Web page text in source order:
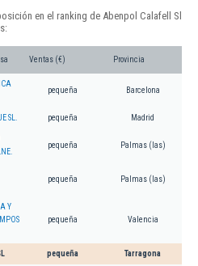
en el ranking de Abenpol Calafell Sl
Ventas (€) Provincia
pequeña Barcelona
SL. pequeña Madrid
pequeña Palmas (las)
pequeña Palmas (las)
Y
pequeña Valencia
pequeña Tarragona